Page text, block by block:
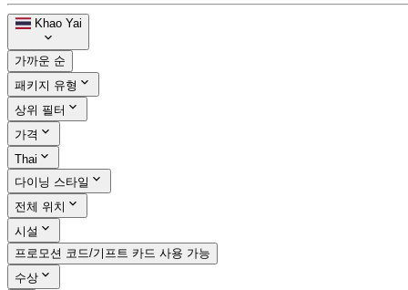
Khao Yai
가까운 순
패키지 유형
상위 필터
가격
Thai
다이닝 스타일
전체 위치
시설
프로모션 코드/기프트 카드 사용 가능
수상